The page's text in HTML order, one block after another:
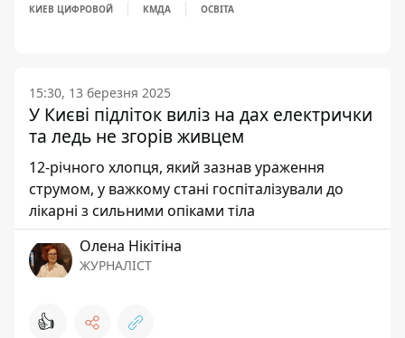
КИЕВ ЦИФРОВОЙ КМДА ОСВІТА
15:30, 13 березня 2025
У Києві підліток виліз на дах електрички
та ледь не згорів живцем
12-річного хлопця, який зазнав ураження
струмом, у важкому стані госпіталізували до
лікарні з сильними опіками тіла
Олена Нікітіна
ЖУРНАЛІСТ
👍